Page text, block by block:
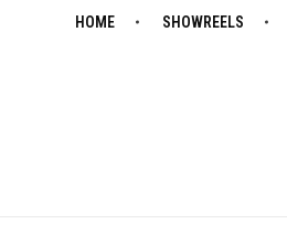
HOME SHOWREELS